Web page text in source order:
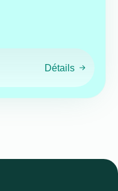
Détails